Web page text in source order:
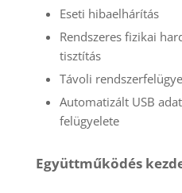
Eseti hibaelhárítás
Rendszeres fizikai
tisztítás
Távoli
Automatizált USB
felügyelete
Együttműködés